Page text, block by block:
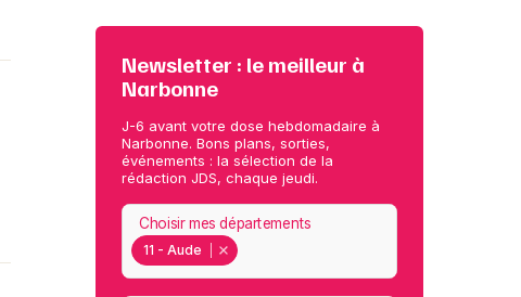
Newsletter : le meilleur à
Narbonne
J-6 avant votre dose hebdomadaire à
Narbonne. Bons plans, sorties,
événements : la sélection de la
rédaction JDS, chaque jeudi.
11 - Aude
Choisir mes départements